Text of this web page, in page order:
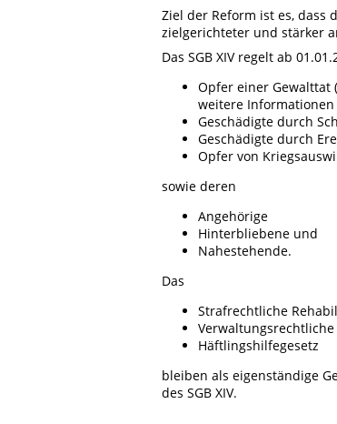
Ziel der Reform ist es, dass
zielgerichteter und stärker
Das SGB XIV regelt ab
Opfer einer Gewalttat
weitere
Geschädigte durch
Geschädigte durch
Opfer von
sowie deren
Angehörige
Hinterbliebene und
Nahestehende.
Das
Strafrechtliche
Häftlingshilfegesetz
bleiben als eigenständige
des SGB XIV.